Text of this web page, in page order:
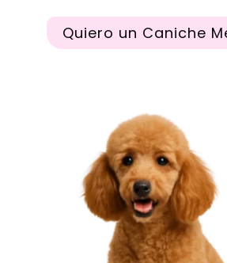
Quiero un Caniche